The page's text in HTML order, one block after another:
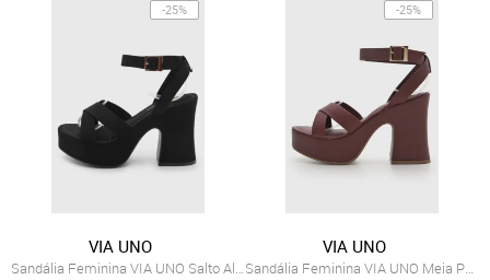
-25%
VIA UNO
Sandália Feminina VIA UNO Salto Alto Pla...
-25%
VIA UNO
Sandália Feminina VIA UNO Meia Pata Bordô